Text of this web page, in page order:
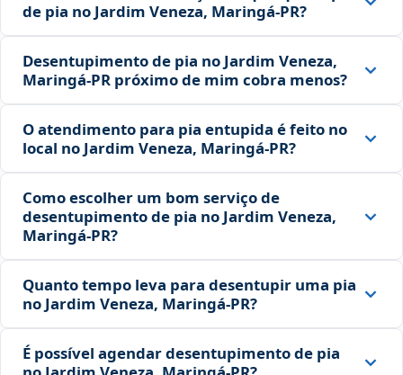
de pia no Jardim Veneza, Maringá‑PR?
Desentupimento de pia no Jardim Veneza,
Maringá‑PR próximo de mim cobra menos?
O atendimento para pia entupida é feito no
local no Jardim Veneza, Maringá‑PR?
Como escolher um bom serviço de
desentupimento de pia no Jardim Veneza,
Maringá‑PR?
Quanto tempo leva para desentupir uma pia
no Jardim Veneza, Maringá‑PR?
É possível agendar desentupimento de pia